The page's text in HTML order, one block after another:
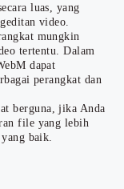
luas, yang
video.
mungkin
tertentu. Dalam
dapat
perangkat dan
berguna, jika Anda
file yang lebih
baik.